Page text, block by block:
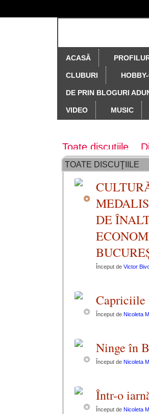
ACASĂ
CLUBURI
DE PRIN BLOGURI
VIDEO MUSIC
Toate discuțiile
Colectia revistei
Creativitate,
Să ne cunoaştem
TOATE DISCUŢIILE
DE
Început de Victor
Început de Nicoleta
Ninge în
Început de Nicoleta
Într-o
Început de Nicoleta